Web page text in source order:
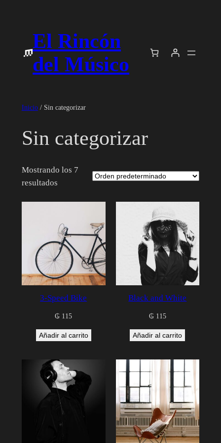
contenidoEl Rincón
del Músico
Inicio/ Sin categorizar
Sin categorizar
Mostrando los 7
resultados
3-Speed Bike
₲ 115
Añadir al carrito
Black and White
₲115
Añadir al carrito